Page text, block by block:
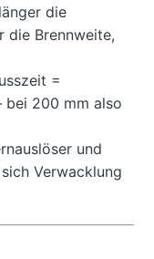
die
die Brennweite,
=
bei 200 mm also
und
Verwacklung